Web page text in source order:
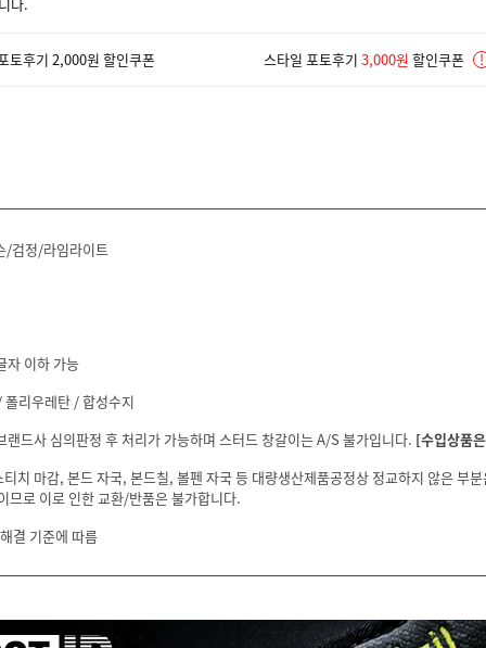
토후기 2,000원 할인쿠폰 스타일 포토후기 3,000원 할인쿠폰 !
/검정/라임라이트
자 이하 가능
리우레탄 / 합성수지
랜드사 심의판정 후 처리가 가능하며 스터드 창갈이는 A/S 불가입니다. [수입상품
치 마감, 본드 자국, 본드칠, 볼펜 자국 등 대량생산제품공정상 정교하지 않은 부
므로 이로 인한 교환/반품은 불가합니다.
결 기준에 따름